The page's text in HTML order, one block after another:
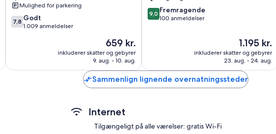
ParkMulighed for parkering
7.8
ud
anmeldelser
7,8 Godt
1.009 anmeldelser
Prisen
er
659 kr.
659 kr.
inkluderer skatter og gebyrer
9. aug. - 10. aug.
Angeles
9.0
ud
9,0 Fremragende
100 anmeldelser
Prisen
er
1.195 kr.
1.195 kr.
inkluderer skatter og gebyrer
23. aug. - 24. aug.
Sammenlign lignende overnatningssteder
Internet
Tilgængeligt på alle værelser: gratis Wi-Fi